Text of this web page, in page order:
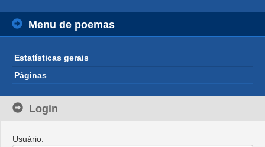
Menu de poemas
Estatísticas gerais
Páginas
Login
Usuário: